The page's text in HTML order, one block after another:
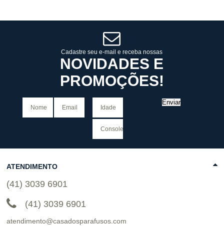
Cadastre seu e-mail e receba nossas
NOVIDADES E
PROMOÇÕES!
Enviar
ATENDIMENTO
(41) 3039 6901
(41) 3039 6901
atendimento@casadosparafusos.com